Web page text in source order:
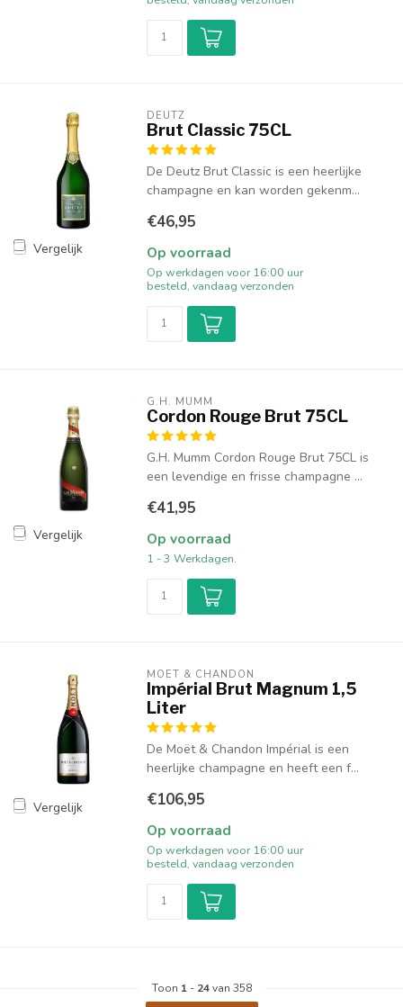
Vergelijk
DEUTZ
Brut Classic 75CL
De Deutz Brut Classic is een heerlijke
champagne en kan worden gekenm...
€46,95
Op voorraad
Op werkdagen voor 16:00 uur
besteld, vandaag verzonden
Vergelijk
G.H. MUMM
Cordon Rouge Brut 75CL
G.H. Mumm Cordon Rouge Brut 75CL is
een levendige en frisse champagne ...
€41,95
Op voorraad
1 - 3 Werkdagen.
Vergelijk
MOËT & CHANDON
Impérial Brut Magnum 1,5
Liter
De Moët & Chandon Impérial is een
heerlijke champagne en heeft een f...
€106,95
Op voorraad
Op werkdagen voor 16:00 uur
besteld, vandaag verzonden
Toon 1- 24van 358